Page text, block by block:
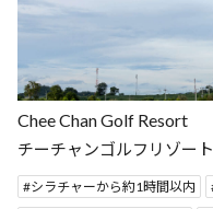
Chee Chan Golf Resort
チーチャンゴルフリゾート
シラチャーから約1時間以内